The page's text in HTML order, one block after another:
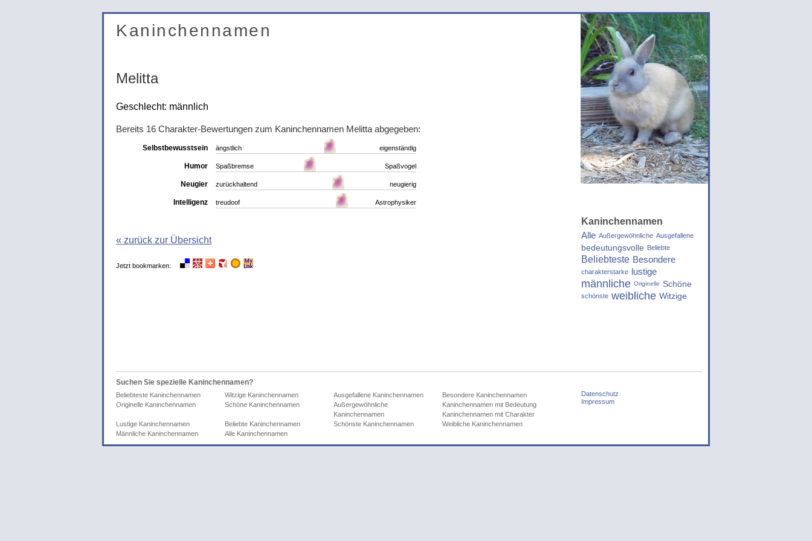
Kaninchennamen
Melitta
Geschlecht: männlich
Bereits 16 Charakter-Bewertungen zum Kaninchennamen Melitta abgegeben:
Selbstbewusstsein ängstlich eigenständig
Humor Spaßbremse Spaßvogel
Neugier zurückhaltend neugierig
Intelligenz treudoof Astrophysiker
« zurück zur Übersicht
Jetzt bookmarken:
Kaninchennamen
Alle Außergewöhnliche Ausgefallene
bedeutungsvolle Beliebte
Beliebteste Besondere
charakterstarke lustige
männliche Originelle Schöne
schönste weibliche Witzige
Suchen Sie spezielle Kaninchennamen?
Beliebteste Kaninchennamen Witzige Kaninchennamen Ausgefallene Kaninchennamen
Besondere Kaninchennamen
Originelle Kaninchennamen
Schöne Kaninchennamen
Außergewöhnliche
Kaninchennamen
Kaninchennamen mit Bedeutung
Kaninchennamen mit Charakter
Lustige Kaninchennamen
Beliebte Kaninchennamen Schönste Kaninchennamen
Weibliche Kaninchennamen
Männliche Kaninchennamen
Alle Kaninchennamen
Datenschutz
Impressum